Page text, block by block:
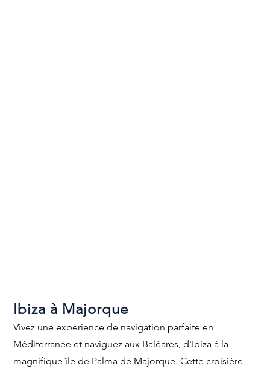
Ibiza à Majorque
Vivez une expérience de navigation parfaite en
Méditerranée et naviguez aux Baléares, d'Ibiza à la
magnifique île de Palma de Majorque. Cette croisière